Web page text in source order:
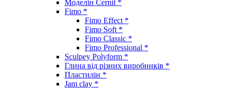
Моделін Cernit *
Fimo *
Fimo Effect *
Fimo Soft *
Fimo Classic *
Fimo Professional *
Sculpey Polyform *
Глина від різних виробників *
Пластилін *
Jam clay *